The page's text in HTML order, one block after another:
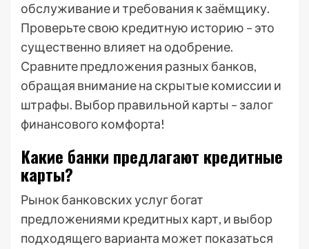
обслуживание и требования к заёмщику.
Проверьте свою кредитную историю – это
существенно влияет на одобрение.
Сравните предложения разных банков,
обращая внимание на скрытые комиссии и
штрафы. Выбор правильной карты – залог
финансового комфорта!
Какие банки предлагают кредитные
карты?
Рынок банковских услуг богат
предложениями кредитных карт, и выбор
подходящего варианта может показаться